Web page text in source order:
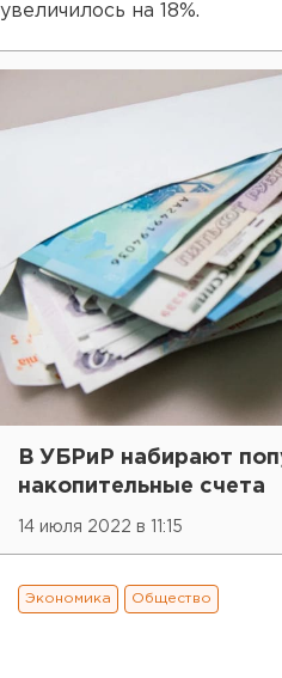
увеличилось на 18%.
В УБРиР набирают
накопительные счета
14 июля 2022 в 11:15
Экономика Общество